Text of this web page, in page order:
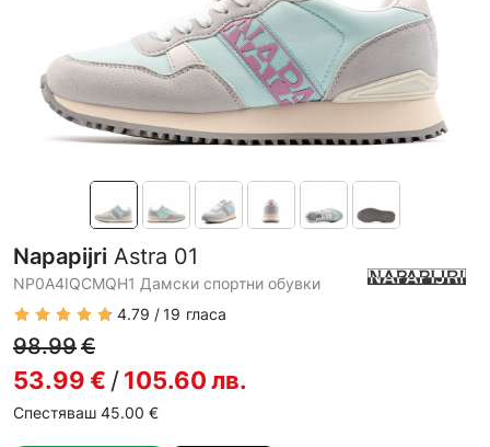
Napapijri Astra 01
NP0A4IQCMQH1 Дамски спортни обувки
4.79
19 гласа
98.99€
53.99€ /105.60лв.
Спестяваш 45.00 €